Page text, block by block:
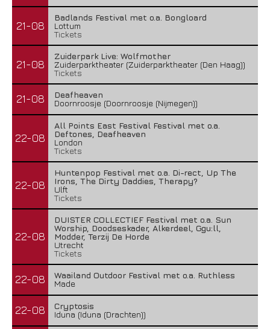
21-08
Badlands Festival met o.a. Bongloard
Lottum
Tickets
21-08
Zuiderpark Live: Wolfmother
Zuiderparktheater (Zuiderparktheater (Den Haag))
Tickets
21-08
Deafheaven
Doornroosje (Doornroosje (Nijmegen))
22-08
All Points East Festival Festival met o.a.
Deftones, Deafheaven
London
Tickets
22-08
Huntenpop Festival met o.a. Di-rect, Up The
Irons, The Dirty Daddies, Therapy?
Ulft
Tickets
22-08
DUISTER COLLECTIEF Festival met o.a. Sun
Worship, Doodseskader, Alkerdeel, Ggu:ll,
Modder, Terzij De Horde
Utrecht
Tickets
22-08
Waailand Outdoor Festival met o.a. Ruthless
Made
22-08
Cryptosis
Iduna (Iduna (Drachten))